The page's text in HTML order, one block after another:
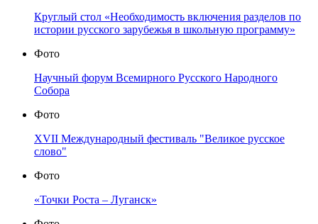
Круглый стол «Необходимость включения разделов по
истории русского зарубежья в школьную программу»
Фото
Научный форум Всемирного Русского Народного
Собора
Фото
XVII Международный фестиваль "Великое русское
слово"
Фото
«Точки Роста – Луганск»